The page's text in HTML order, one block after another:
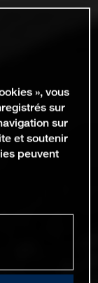
», vous
sur
sur
et soutenir
peuvent